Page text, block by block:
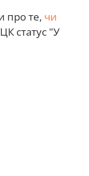
про те, чи
статус "У